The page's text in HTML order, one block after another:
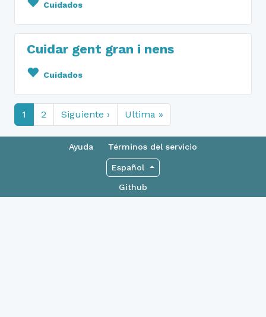
Cuidados
Cuidar gent gran i nens
Cuidados
1 2 Siguiente › Ultima »
Ayuda Términos del servicio
Español
Github